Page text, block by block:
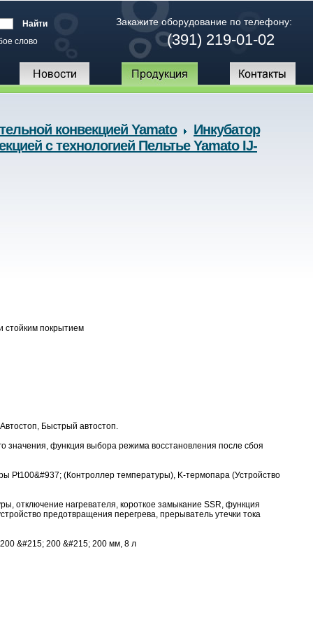
слово
Закажите оборудование по телефону:
(391) 219-01-02
конвекцией Yamato
Инкубатор
с технологией Пельтье Yamato IJ-
стойким покрытием
Быстрый автостоп.
значения, функция выбора режима восстановления после сбоя
Pt100&#937; (Контроллер температуры), K-термопара (Устройство
отключение нагревателя, короткое замыкание SSR, функция
предотвращения перегрева, прерыватель утечки тока
&#215; 200 &#215; 200 мм, 8 л